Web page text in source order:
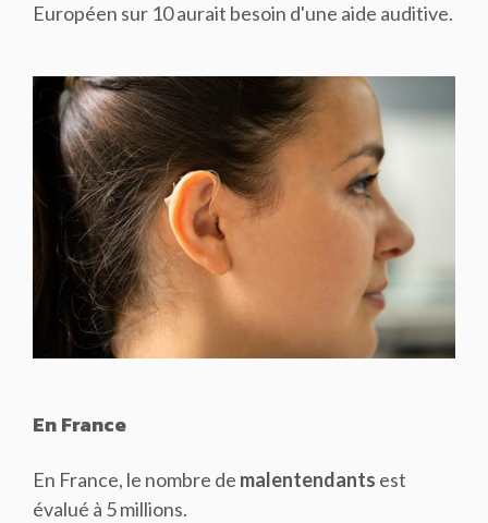
Européen sur 10 aurait besoin d'une aide auditive.
En France
En France, le nombre de malentendants est
évalué à 5 millions.